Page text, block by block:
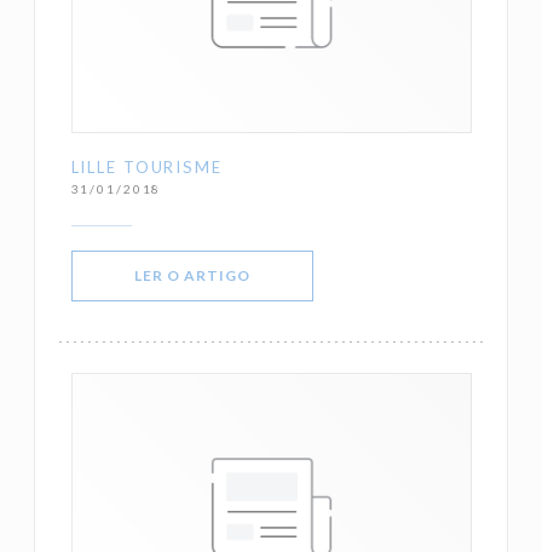
LILLE TOURISME
31/01/2018
LER O ARTIGO((ABRE NUMA NOVA JANELA))